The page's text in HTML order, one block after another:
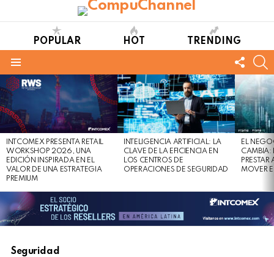
POPULAR HOT TRENDING
US
LATEST
STORIES
INTCOMEX PRESENTA RETAIL
WORKSHOP 2026, UNA
EDICIÓN INSPIRADA EN EL
VALOR DE UNA ESTRATEGIA
PREMIUM
INTELIGENCIA ARTIFICIAL: LA
CLAVE DE LA EFICIENCIA EN
LOS CENTROS DE
OPERACIONES DE SEGURIDAD
EL
CAMBIA:
MOVER
Seguridad